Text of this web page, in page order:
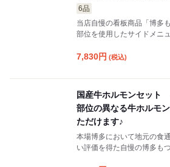
6品
当店自慢の看板商品「博多
部位を使用したサイドメニ
謹製博多明太子」、本場熊
種盛り合わせ」、２段階殺
心・安全にお召し上がりい
ケ」から〆の麺までついた
すべて味わうことのできる
7,830円 (税込)
国産牛ホルモンセッ
部位の異なる牛ホルモ
ただけます♪
本場博多において地元の食
い評価を得た自慢の博多も